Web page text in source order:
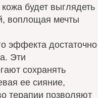
будет выглядеть
воплощая мечты
эффекта достаточно
Эти
сохранять
ее сияние,
терапии позволяют